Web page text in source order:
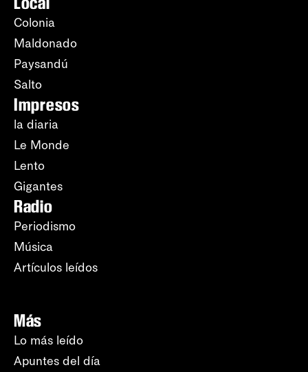
Colonia
Maldonado
Paysandú
Salto
Impresos
la diaria
Le Monde
Lento
Gigantes
Radio
Periodismo
Música
Artículos leídos
Más
Lo más leído
Apuntes del día